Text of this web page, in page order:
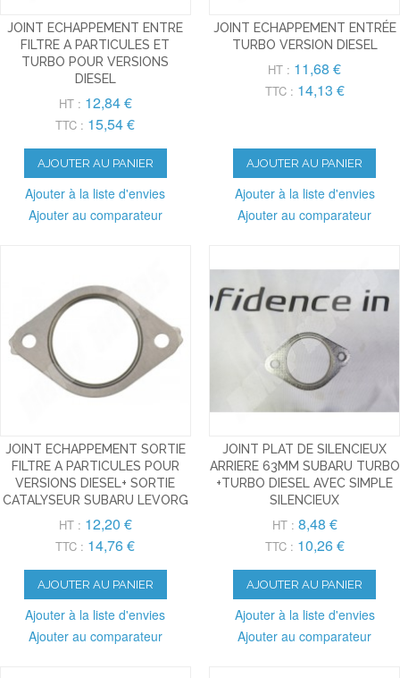
JOINT ECHAPPEMENT ENTRE
FILTRE A PARTICULES ET
TURBO POUR VERSIONS
DIESEL
HT : 12,84 €
TTC : 15,54 €
AJOUTER AU PANIER
Ajouter à la liste d'envies
Ajouter au comparateur
JOINT ECHAPPEMENT ENTRÉE
TURBO VERSION DIESEL
HT : 11,68 €
TTC : 14,13 €
AJOUTER AU PANIER
Ajouter à la liste d'envies
Ajouter au comparateur
JOINT ECHAPPEMENT SORTIE
FILTRE A PARTICULES POUR
VERSIONS DIESEL+ SORTIE
CATALYSEUR SUBARU LEVORG
HT : 12,20 €
TTC : 14,76 €
AJOUTER AU PANIER
Ajouter à la liste d'envies
Ajouter au comparateur
JOINT PLAT DE SILENCIEUX
ARRIERE 63MM SUBARU TURBO
+TURBO DIESEL AVEC SIMPLE
SILENCIEUX
HT : 8,48 €
TTC : 10,26 €
AJOUTER AU PANIER
Ajouter à la liste d'envies
Ajouter au comparateur